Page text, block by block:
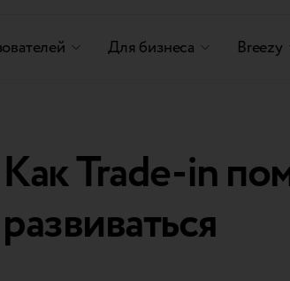
Для бизнеса Breezy
Как Trade-in
развиваться